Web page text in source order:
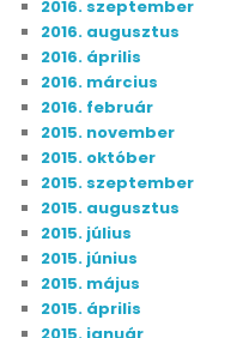
2016. szeptember
2016. augusztus
2016. április
2016. március
2016. február
2015. november
2015. október
2015. szeptember
2015. augusztus
2015. július
2015. június
2015. május
2015. április